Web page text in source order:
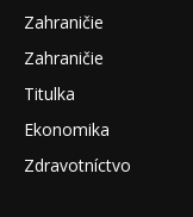
Zahraničie
Zahraničie
Titulka
Ekonomika
Zdravotníctvo